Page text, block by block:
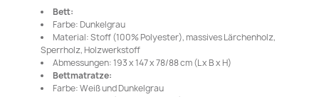
Bett:
Farbe: Dunkelgrau
Material: Stoff (100% Polyester), massives Lärchenholz,
Sperrholz, Holzwerkstoff
Abmessungen: 193 x 147 x 78/88 cm (L x B x H)
Bettmatratze:
Farbe: Weiß und Dunkelgrau